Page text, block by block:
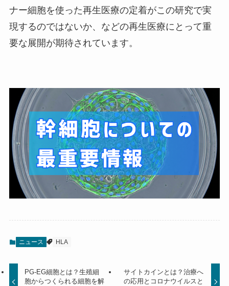
ナー細胞を使った再生医療の定着がこの研究で実
現するのではないか、などの再生医療にとって重
要な展開が期待されています。
ニュース HLA
PG-EG細胞とは？生殖細
胞からつくられる細胞を解
サイトカインとは？治療へ
の応用とコロナウイルスと